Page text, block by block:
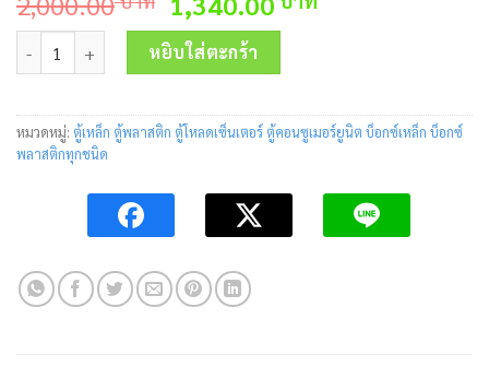
price
was:
2,000.00 บาท.
จำนวน ตู้คอนซูเมอร์ ยูนิต UCB-08 (6ช่อง) Mitsubishi ชิ้น
หยิบใส่ตะกร้า
หมวดหมู่: ตู้เหล็ก ตู้พลาสติก ตู้โหลดเซ็นเตอร์ ตู้คอนซูเมอร์ยูนิต บ็อกซ์เหล็ก บ็อกซ์
พลาสติกทุกชนิด